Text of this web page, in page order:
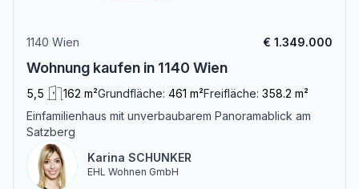
1140 Wien € 1.349.000
Wohnung kaufen in 1140 Wien
5,5 162 m²Grundfläche: 461 m²Freifläche: 358.2 m²
Einfamilienhaus mit unverbaubarem Panoramablick am
Satzberg
Karina SCHUNKER
EHL Wohnen GmbH